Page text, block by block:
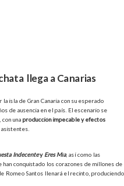
llega a Canarias
la isla de Gran Canaria con su esperado
de ausencia en el país. El escenario se
, con una producción impecable y efectos
Indecentey Eres Mía, así como las
han conquistado los corazones de millones de
Romeo Santos llenará el recinto, produciendo